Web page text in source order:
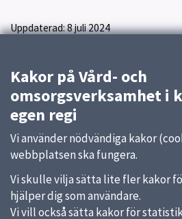
Uppdaterad:8 juli 2024
Kakor på Vård- och
omsorgsverksamhet i
egen regi
Vi använder nödvändiga kakor
webbplatsen ska fungera.
Vi skulle vilja sätta lite fler kakor
hjälper dig som användare.
Vi vill också sätta kakor för